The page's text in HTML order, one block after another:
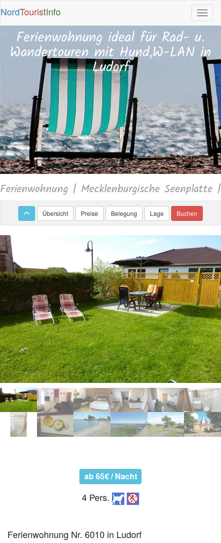
NordTouristInfo
Ferienwohnung ideal für Rad- u.
Wandertouren mit Hund,W-LAN in
Ludorf
Ferienwohnung | Mecklenburgische Seenplatte |
Übersicht Preise Belegung Lage Buchen
ab 65€ / Nacht
4 Pers.
Ferienwohnung Nr. 6010 in Ludorf